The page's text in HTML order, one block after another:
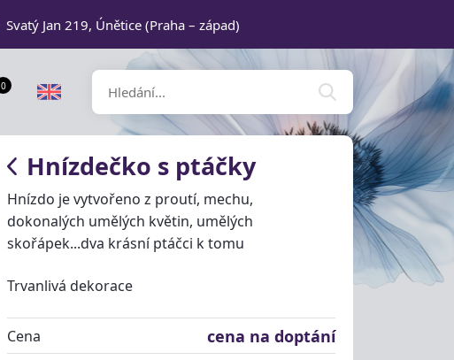
Svatý Jan 219, Únětice (Praha – západ)
0
Hnízdečko s ptáčky
Hnízdo je vytvořeno z proutí, mechu,
dokonalých umělých květin, umělých
skořápek...dva krásní ptáčci k tomu
Trvanlivá dekorace
Cena cena na doptání